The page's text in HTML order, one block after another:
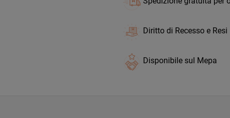
Diritto di Recesso e Resi
Disponibile sul Mepa